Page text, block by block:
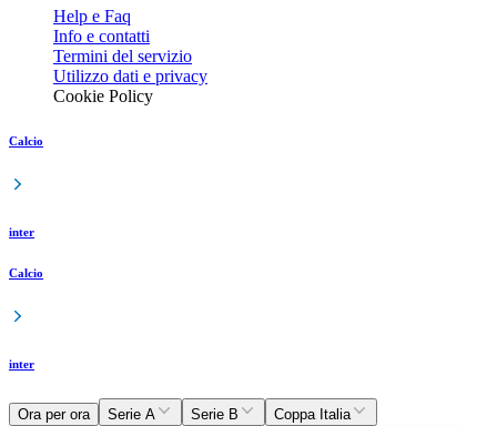
Help e Faq
Info e contatti
Termini del servizio
Utilizzo dati e privacy
Cookie Policy
Calcio
inter
Calcio
inter
Ora per ora Serie A Serie B
Coppa Italia